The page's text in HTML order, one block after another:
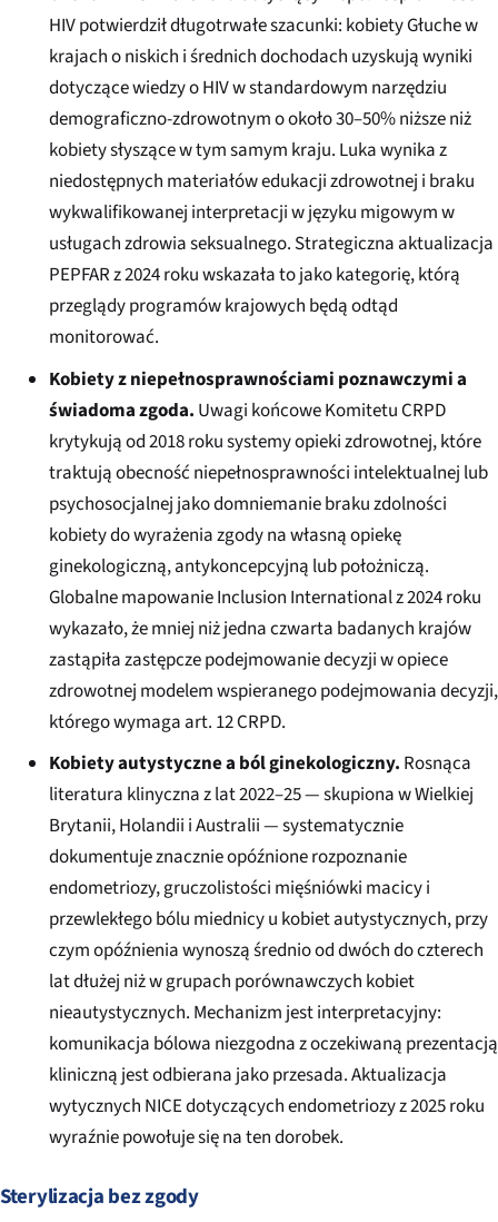
HIV potwierdził długotrwałe szacunki: kobiety Głuche w
krajach o niskich i średnich dochodach uzyskują wyniki
dotyczące wiedzy o HIV w standardowym narzędziu
demograficzno-zdrowotnym o około 30–50% niższe niż
kobiety słyszące w tym samym kraju. Luka wynika z
niedostępnych materiałów edukacji zdrowotnej i braku
wykwalifikowanej interpretacji w języku migowym w
usługach zdrowia seksualnego. Strategiczna aktualizacja
PEPFAR z 2024 roku wskazała to jako kategorię, którą
przeglądy programów krajowych będą odtąd
monitorować.
Kobiety z niepełnosprawnościami poznawczymi a
świadoma zgoda. Uwagi końcowe Komitetu CRPD
krytykują od 2018 roku systemy opieki zdrowotnej, które
traktują obecność niepełnosprawności intelektualnej lub
psychosocjalnej jako domniemanie braku zdolności
kobiety do wyrażenia zgody na własną opiekę
ginekologiczną, antykoncepcyjną lub położniczą.
Globalne mapowanie Inclusion International z 2024 roku
wykazało, że mniej niż jedna czwarta badanych krajów
zastąpiła zastępcze podejmowanie decyzji w opiece
zdrowotnej modelem wspieranego podejmowania decyzji,
którego wymaga art. 12 CRPD.
Kobiety autystyczne a ból ginekologiczny. Rosnąca
literatura klinyczna z lat 2022–25 — skupiona w Wielkiej
Brytanii, Holandii i Australii — systematycznie
dokumentuje znacznie opóźnione rozpoznanie
endometriozy, gruczolistości mięśniówki macicy i
przewlekłego bólu miednicy u kobiet autystycznych, przy
czym opóźnienia wynoszą średnio od dwóch do czterech
lat dłużej niż w grupach porównawczych kobiet
nieautystycznych. Mechanizm jest interpretacyjny:
komunikacja bólowa niezgodna z oczekiwaną prezentacją
kliniczną jest odbierana jako przesada. Aktualizacja
wytycznych NICE dotyczących endometriozy z 2025 roku
wyraźnie powołuje się na ten dorobek.
Sterylizacja bez zgody